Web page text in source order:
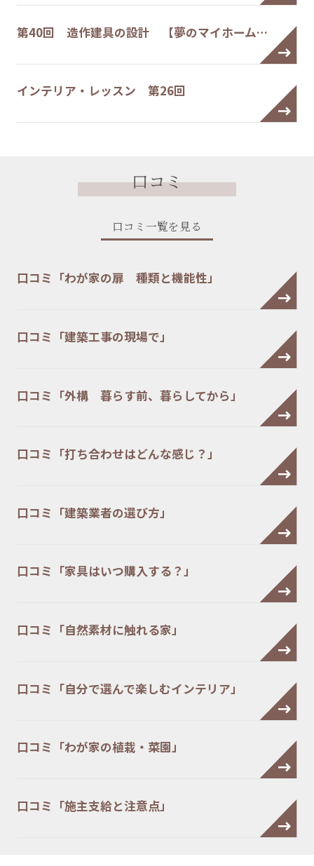
第40回 造作建具の設計 【夢のマイホーム…
インテリア・レッスン 第26回
口コミ
口コミ一覧を見る
口コミ「わが家の扉 種類と機能性」
口コミ「建築工事の現場で」
口コミ「外構 暮らす前、暮らしてから」
口コミ「打ち合わせはどんな感じ？」
口コミ「建築業者の選び方」
口コミ「家具はいつ購入する？」
口コミ「自然素材に触れる家」
口コミ「自分で選んで楽しむインテリア」
口コミ「わが家の植栽・菜園」
口コミ「施主支給と注意点」